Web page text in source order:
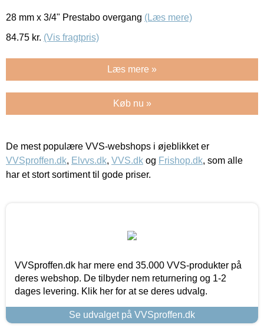
28 mm x 3/4" Prestabo overgang (Læs mere)
84.75 kr. (Vis fragtpris)
Læs mere »
Køb nu »
De mest populære VVS-webshops i øjeblikket er
VVSproffen.dk, Elvvs.dk, VVS.dk og Frishop.dk, som alle
har et stort sortiment til gode priser.
VVSproffen.dk har mere end 35.000 VVS-produkter på
deres webshop. De tilbyder nem returnering og 1-2
dages levering. Klik her for at se deres udvalg.
Se udvalget på VVSproffen.dk